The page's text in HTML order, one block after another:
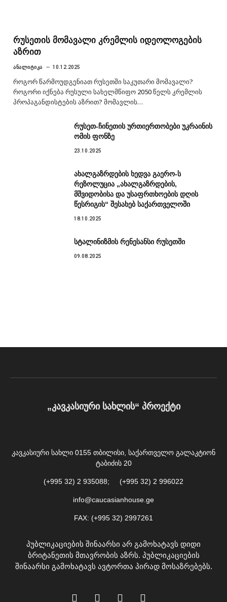
რუსეთის მომავალი კრემლის იდეოლოგების
აზრით
ᲐᲜᲐᲚᲘᲢᲘᲙᲐ 10.12.2025
როგორ წარმოუდგენიათ რუსეთში საკუთარი მომავალი?
როგორი იქნება რუსული სახელმწიფო 2050 წელს კრემლის
პროპაგანდისტების აზრით? მომავლის…
რუსეთ-ჩინეთის ურთიერთობები უკრაინის
ომის ფონზე
23.10.2025
ახალგაზრდების ხედვა გაერო-ს
რეზოლუცია „ახალგაზრდების,
მშვიდობისა და უსაფრთხოების დღის
წესრიგის“ შესახებ საქართველოში
18.10.2025
სტალინიზმის რენესანსი რუსეთში
09.08.2025
„კავკასიური სახლის“ პროექტი
კავკასიური სახლი 0155 თბილისი, საქართველო გალაკტიონ
ტაბიძის 20
(+995 32) 2 935088; (+995 32) 2 996022
info@caucasianhouse.ge
FAX: (+995 32) 2997261
პუბლიკაციების შინაარსი არ გამოხატავს დიდი
ბრიტანეთის მთავრობის აზრს. პუბლიკაციების
შინაარსი გამოხატავს ავტორთა პირად მოსაზრებებს.